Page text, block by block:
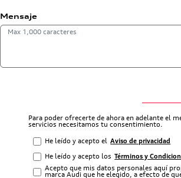
Mensaje
Para poder ofrecerte de ahora en adelante el
servicios necesitamos tu consentimiento.
He leído y acepto el Aviso de privacidad
He leído y acepto los Términos y
Acepto que mis datos personales aquí
marca Audi que he elegido, a efecto de